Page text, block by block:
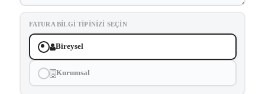
FATURA BILGI TIPINIZI SEÇIN
Bireysel
Kurumsal